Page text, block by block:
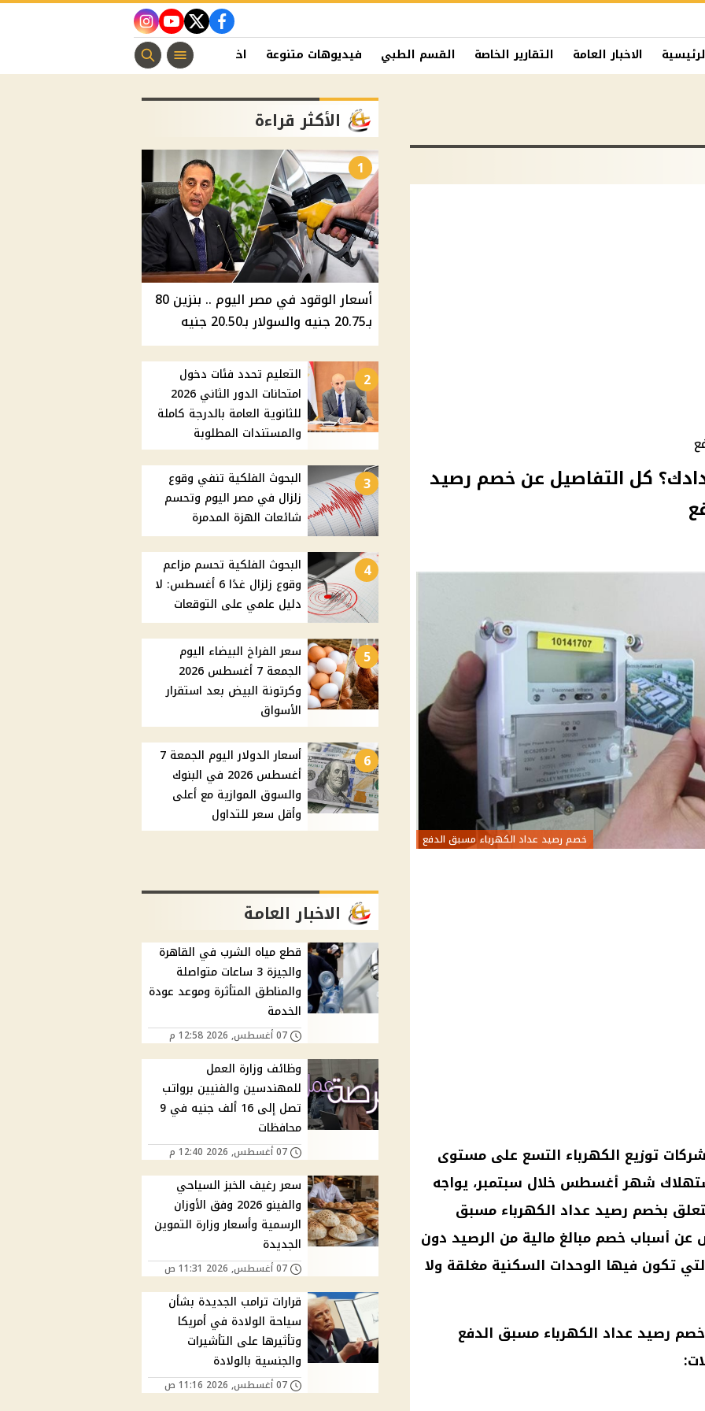
facebook
twitter
youtube
instagram
الاخبار العامة التقارير الخاصة القسم الطبي فيديوهات متنوعة اخبار الفن منوعات مسيحية
كل التفاصيل عن خصم رصيد
خصم رصيد عداد الكهرباء مسبق الدفع
توزيع الكهرباء التسع على مستوى
شهر أغسطس خلال سبتمبر، يواجه
بخصم رصيد عداد الكهرباء مسبق
أسباب خصم مبالغ مالية من الرصيد دون
تكون فيها الوحدات السكنية مغلقة ولا
رصيد عداد الكهرباء مسبق الدفع
الأكثر قراءة
1
أسعار الوقود في مصر اليوم .. بنزين 80
بـ20.75 جنيه والسولار بـ20.50 جنيه
2
التعليم تحدد فئات دخول
امتحانات الدور الثاني 2026
للثانوية العامة بالدرجة كاملة
والمستندات المطلوبة
3
البحوث الفلكية تنفي وقوع
زلزال في مصر اليوم وتحسم
شائعات الهزة المدمرة
4
البحوث الفلكية تحسم مزاعم
وقوع زلزال غدًا 6 أغسطس: لا
دليل علمي على التوقعات
5
سعر الفراخ البيضاء اليوم
الجمعة 7 أغسطس 2026
وكرتونة البيض بعد استقرار
الأسواق
6
أسعار الدولار اليوم الجمعة 7
أغسطس 2026 في البنوك
والسوق الموازية مع أعلى
وأقل سعر للتداول
الاخبار العامة
قطع مياه الشرب في القاهرة
والجيزة 3 ساعات متواصلة
والمناطق المتأثرة وموعد عودة
الخدمة
07 أغسطس, 2026 12:58 م
وظائف وزارة العمل
للمهندسين والفنيين برواتب
تصل إلى 16 ألف جنيه في 9
محافظات
07 أغسطس, 2026 12:40 م
سعر رغيف الخبز السياحي
والفينو 2026 وفق الأوزان
الرسمية وأسعار وزارة التموين
الجديدة
07 أغسطس, 2026 11:31 ص
قرارات ترامب الجديدة بشأن
سياحة الولادة في أمريكا
وتأثيرها على التأشيرات
والجنسية بالولادة
07 أغسطس, 2026 11:16 ص